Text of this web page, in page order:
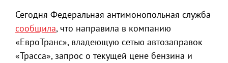
Сегодня Федеральная антимонопольная служба
сообщила, что направила в компанию
«ЕвроТранс», владеющую сетью автозаправок
«Трасса», запрос о текущей цене бензина и